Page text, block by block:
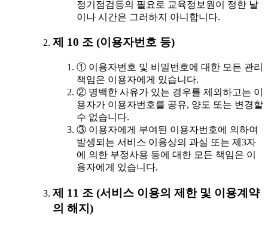
정기점검등의 필요로 교육정보원이 정한 날
이나 시간은 그러하지 아니합니다.
제 10 조 (이용자번호 등)
① 이용자번호 및 비밀번호에 대한 모든 관리
책임은 이용자에게 있습니다.
② 명백한 사유가 있는 경우를 제외하고는 이
용자가 이용자번호를 공유, 양도 또는 변경할
수 없습니다.
③ 이용자에게 부여된 이용자번호에 의하여
발생되는 서비스 이용상의 과실 또는 제3자
에 의한 부정사용 등에 대한 모든 책임은 이
용자에게 있습니다.
제 11 조 (서비스 이용의 제한 및 이용계약
의 해지)